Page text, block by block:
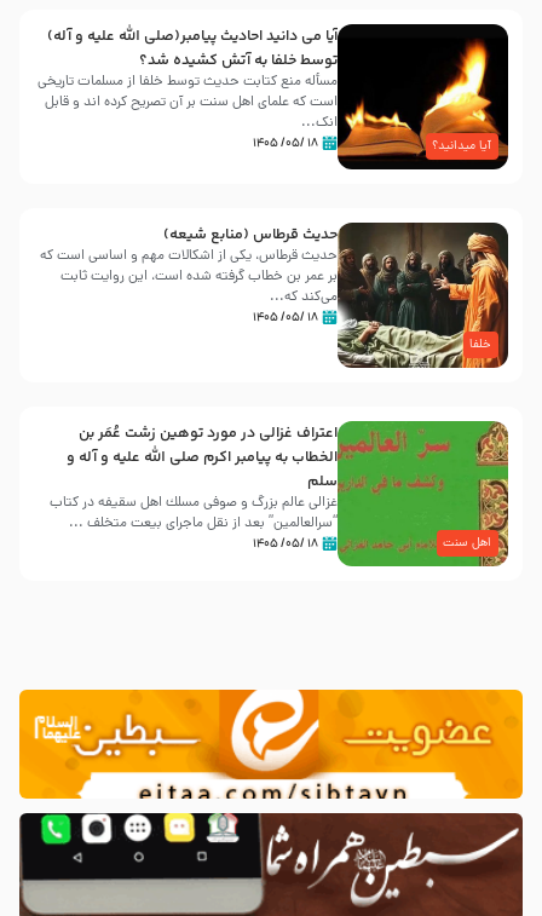
آیا میدانید؟
آیا می دانید احادیث پیامبر(صلی الله علیه و آله)
توسط خلفا به آتش کشیده شد؟
مسأله منع کتابت حدیث توسط خلفا از مسلمات تاریخی
است که علمای اهل سنت بر آن تصریح کرده اند و قابل
انک...
۱۸ /۰۵/ ۱۴۰۵
خلفا
حدیث قرطاس (منابع شیعه)
حدیث قرطاس، یکی از اشکالات مهم و اساسی است که
بر عمر بن خطاب گرفته شده است، این روایت ثابت
می‌کند که...
۱۸ /۰۵/ ۱۴۰۵
اهل سنت
اعتراف غزالی در مورد توهین زشت عُمَر بن
الخطاب به پیامبر اکرم صلی الله علیه و آله و
سلم
غزالی عالم بزرگ و صوفی مسلك اهل سقيفه در کتاب
“سرالعالمین” بعد از نقل ماجرای بیعت متخلف ...
۱۸ /۰۵/ ۱۴۰۵